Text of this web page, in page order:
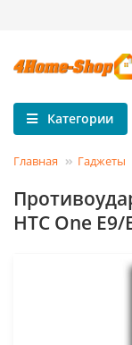
Категории
Главная Гаджеты
HTC One